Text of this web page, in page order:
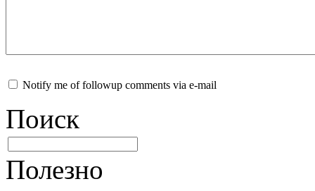
Notify me of followup comments via e-mail
Поиск
Полезно